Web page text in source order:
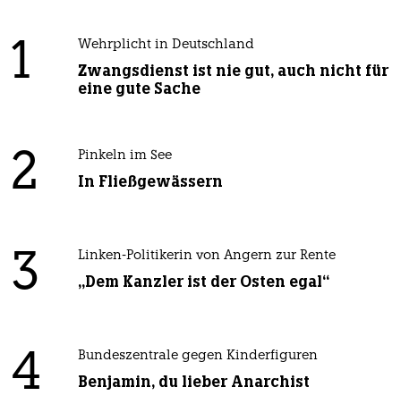
1 Wehrplicht in Deutschland
Zwangsdienst ist nie gut, auch nicht für
eine gute Sache
2 Pinkeln im See
In Fließgewässern
3 Linken-Politikerin von Angern zur Rente
„Dem Kanzler ist der Osten egal“
4 Bundeszentrale gegen Kinderfiguren
Benjamin, du lieber Anarchist